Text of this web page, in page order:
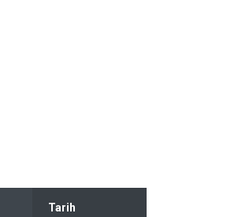
Tarih